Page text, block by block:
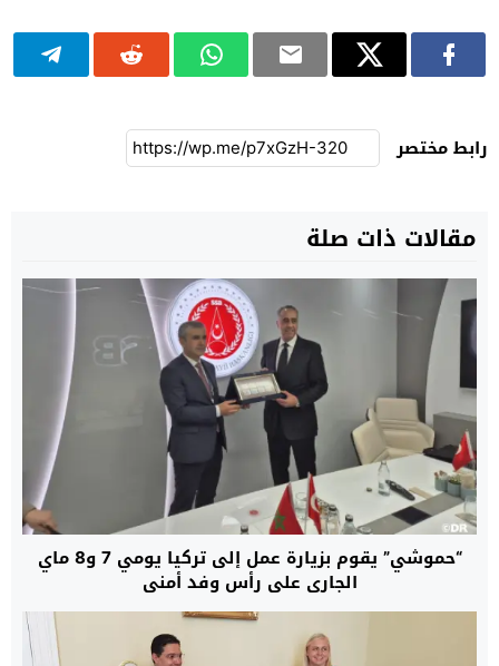
رابط مختصر
مقالات ذات صلة
“حموشي” يقوم بزيارة عمل إلى تركيا يومي 7 و8 ماي
الجاري على رأس وفد أمني